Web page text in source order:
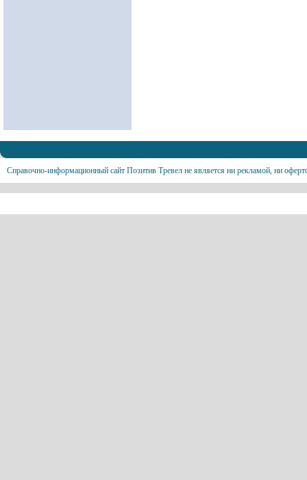
Справочно-информационный сайт Позитив Тревел не является ни рекламой, ни